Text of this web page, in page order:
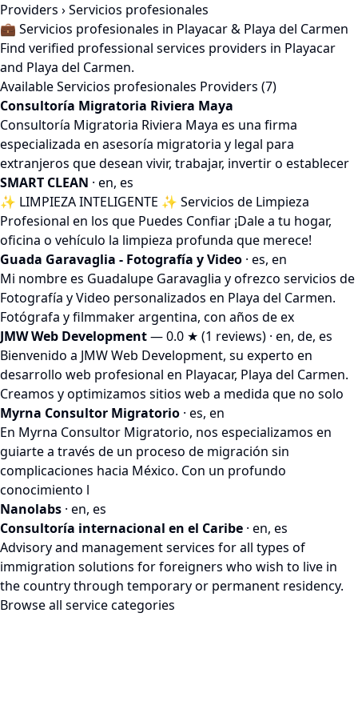
Providers › Servicios profesionales
💼 Servicios profesionales in Playacar & Playa del Carmen
Find verified professional services providers in Playacar
and Playa del Carmen.
Available Servicios profesionales Providers (7)
Consultoría Migratoria Riviera Maya
Consultoría Migratoria Riviera Maya es una firma
especializada en asesoría migratoria y legal para
extranjeros que desean vivir, trabajar, invertir o establecer
SMART CLEAN · en, es
✨ LIMPIEZA INTELIGENTE ✨ Servicios de Limpieza
Profesional en los que Puedes Confiar ¡Dale a tu hogar,
oficina o vehículo la limpieza profunda que merece!
Guada Garavaglia - Fotografía y Video · es, en
Mi nombre es Guadalupe Garavaglia y ofrezco servicios de
Fotografía y Video personalizados en Playa del Carmen.
Fotógrafa y filmmaker argentina, con años de ex
JMW Web Development— 0.0 ★ (1 reviews) · en, de, es
Bienvenido a JMW Web Development, su experto en
desarrollo web profesional en Playacar, Playa del Carmen.
Creamos y optimizamos sitios web a medida que no solo
Myrna Consultor Migratorio · es, en
En Myrna Consultor Migratorio, nos especializamos en
guiarte a través de un proceso de migración sin
complicaciones hacia México. Con un profundo
conocimiento l
Nanolabs · en, es
Consultoría internacional en el Caribe · en, es
Advisory and management services for all types of
immigration solutions for foreigners who wish to live in
the country through temporary or permanent residency.
Browse all service categories